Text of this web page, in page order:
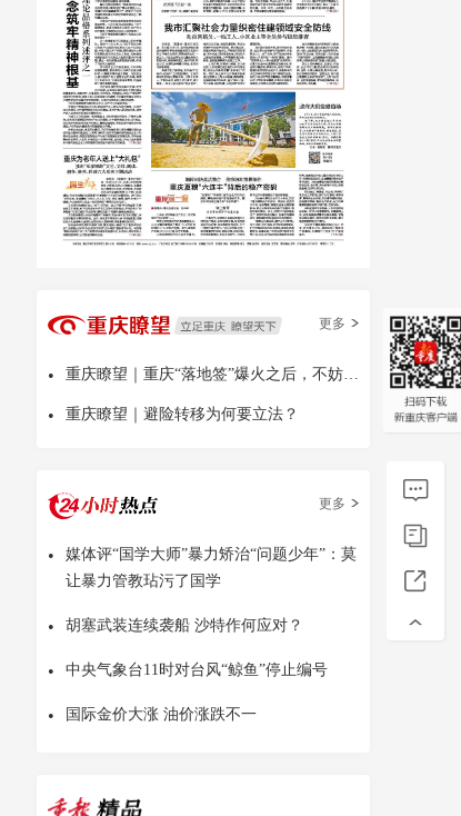
更多
• 重庆瞭望｜重庆“落地签”爆火之后，不妨多问几句
• 重庆瞭望｜避险转移为何要立法？
更多
•
媒体评“国学大师”暴力矫治“问题少年”：莫
让暴力管教玷污了国学
• 胡塞武装连续袭船 沙特作何应对？
• 中央气象台11时对台风“鲸鱼”停止编号
• 国际金价大涨 油价涨跌不一